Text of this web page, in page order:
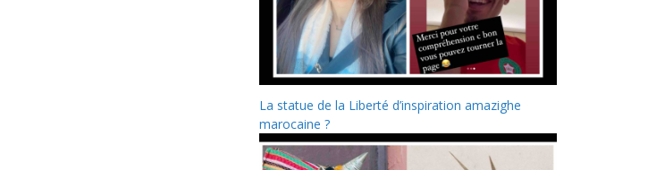
La statue de la Liberté d’inspiration amazighe
marocaine ?